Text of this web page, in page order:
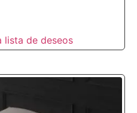
lista de deseos